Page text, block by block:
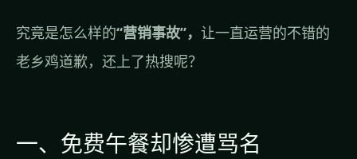
究竟是怎么样的“营销事故”， 让一直运营的不错的
老乡鸡道歉，还上了热搜呢？
一、免费午餐却惨遭骂名